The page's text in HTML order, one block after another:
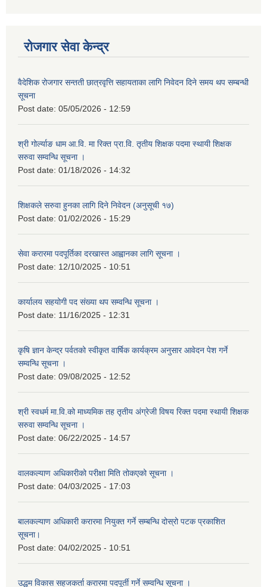
रोजगार सेवा केन्द्र
वैदेशिक रोजगार सन्तती छात्रवृत्ति सहायताका लागि निवेदन दिने समय थप सम्बन्धी
सूचना
Post date: 05/05/2026 - 12:59
श्री गोर्ल्याङ धाम आ.वि. मा रिक्त प्रा.वि. तृतीय शिक्षक पदमा स्थायी शिक्षक
सरुवा सम्वन्धि सूचना ।
Post date: 01/18/2026 - 14:32
शिक्षकले सरुवा हुनका लागि दिने निवेदन (अनुसूची १७)
Post date: 01/02/2026 - 15:29
सेवा करारमा पदपूर्तिका दरखास्त आह्वानका लागि सूचना ।
Post date: 12/10/2025 - 10:51
कार्यालय सहयोगी पद संख्या थप सम्वन्धि सूचना ।
Post date: 11/16/2025 - 12:31
कृषि ज्ञान केन्द्र पर्वतको स्वीकृत वार्षिक कार्यक्रम अनुसार आवेदन पेश गर्ने
सम्वन्धि सूचना ।
Post date: 09/08/2025 - 12:52
श्री स्वधर्म मा.वि.को माध्यमिक तह तृतीय अंग्रेजी विषय रिक्त पदमा स्थायी शिक्षक
सरुवा सम्वन्धि सूचना ।
Post date: 06/22/2025 - 14:57
वालकल्याण अधिकारीको परीक्षा मिति तोकएको सूचना ।
Post date: 04/03/2025 - 17:03
बालकल्याण अधिकारी करारमा नियुक्त गर्ने सम्बन्धि दोस्रो पटक प्रकाशित
सूचना।
Post date: 04/02/2025 - 10:51
उद्धम विकास सहजकर्ता करारमा पदपूर्ती गर्ने सम्वन्धि सूचना ।